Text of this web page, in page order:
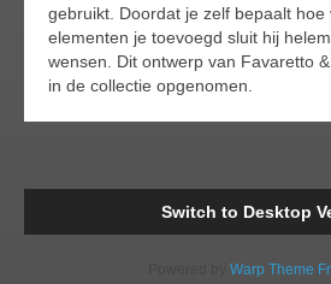
gebruikt. Doordat je zelf bepaalt hoe
elementen je toevoegd sluit hij
wensen. Dit ontwerp van Favaretto
in de collectie opgenomen.
Switch to Desktop
Warp Theme